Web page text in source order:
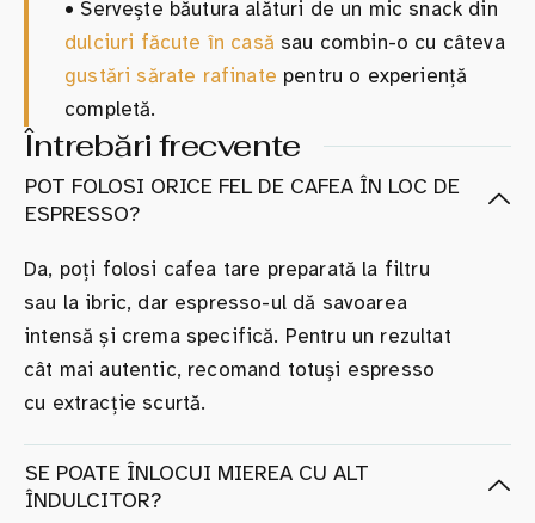
• Servește băutura alături de un mic snack din
dulciuri făcute în casă sau combin-o cu câteva
gustări sărate rafinate pentru o experiență
completă.
Întrebări frecvente
POT FOLOSI ORICE FEL DE CAFEA ÎN LOC DE
ESPRESSO?
Da, poți folosi cafea tare preparată la filtru
sau la ibric, dar espresso-ul dă savoarea
intensă și crema specifică. Pentru un rezultat
cât mai autentic, recomand totuși espresso
cu extracție scurtă.
SE POATE ÎNLOCUI MIEREA CU ALT
ÎNDULCITOR?